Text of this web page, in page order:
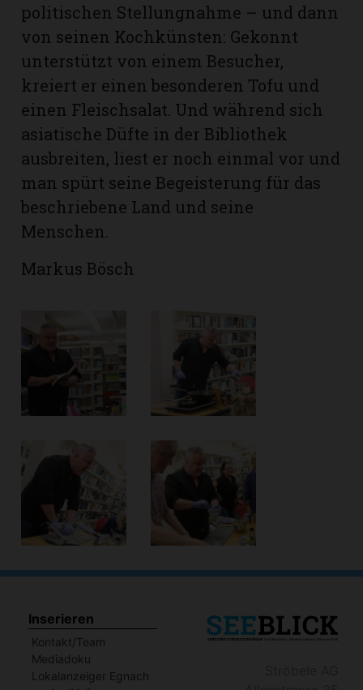
politischen Stellungnahme – und dann
von seinen Kochkünsten: Gekonnt
unterstützt von einem Besucher,
kreiert er einen besonderen Tofu und
einen Fleischsalat. Und während sich
asiatische Düfte in der Bibliothek
ausbreiten, liest er noch einmal vor und
man spürt seine Begeisterung für das
beschriebene Land und seine
Menschen.
Markus Bösch
Inserieren
Kontakt/Team
Mediadoku
Lokalanzeiger Egnach